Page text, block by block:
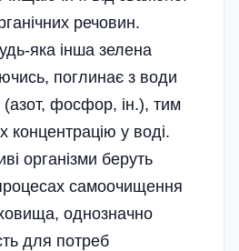
речовин.
яка інша зелена
поглинає з води
(азот, фосфор, ін.), тим
концентрацію у воді.
організми беруть
самоочищення
однозначно
для потреб